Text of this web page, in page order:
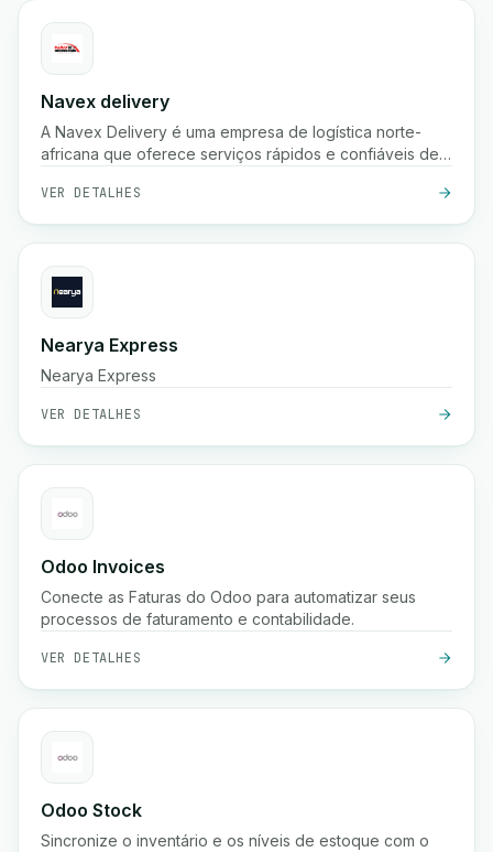
Navex delivery
A Navex Delivery é uma empresa de logística norte-
africana que oferece serviços rápidos e confiáveis de
nacional e rastreamento em tempo real para e-
commerce e empresas.
VER DETALHES
Nearya Express
Nearya Express
VER DETALHES
Odoo Invoices
Conecte as Faturas do Odoo para automatizar seus
processos de faturamento e contabilidade.
VER DETALHES
Odoo Stock
Sincronize o inventário e os níveis de estoque com o